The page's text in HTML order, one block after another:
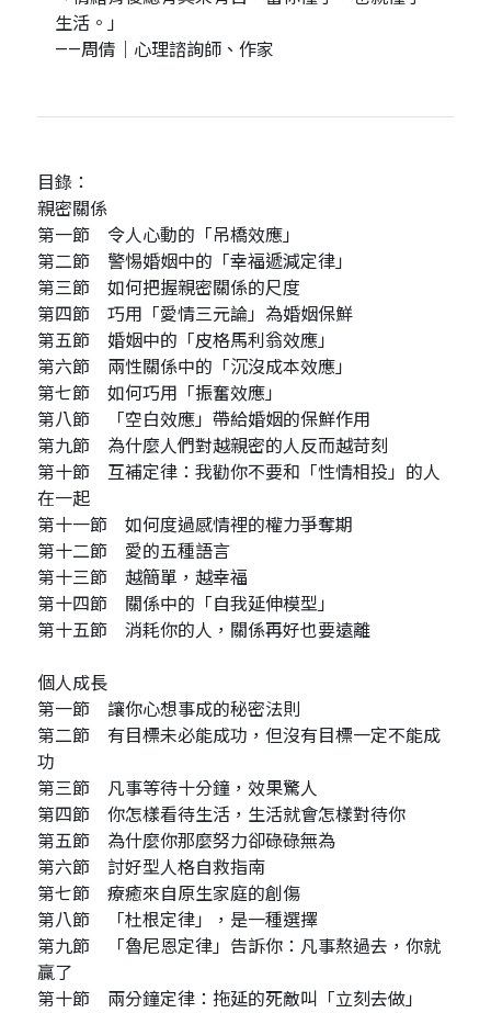
生活。」
——周倩｜心理諮詢師、作家
目錄：
親密關係
第一節 令人心動的「吊橋效應」
第二節 警惕婚姻中的「幸福遞減定律」
第三節 如何把握親密關係的尺度
第四節 巧用「愛情三元論」為婚姻保鮮
第五節 婚姻中的「皮格馬利翁效應」
第六節 兩性關係中的「沉沒成本效應」
第七節 如何巧用「振奮效應」
第八節 「空白效應」帶給婚姻的保鮮作用
第九節 為什麼人們對越親密的人反而越苛刻
第十節 互補定律：我勸你不要和「性情相投」的人
在一起
第十一節 如何度過感情裡的權力爭奪期
第十二節 愛的五種語言
第十三節 越簡單，越幸福
第十四節 關係中的「自我延伸模型」
第十五節 消耗你的人，關係再好也要遠離
個人成長
第一節 讓你心想事成的秘密法則
第二節 有目標未必能成功，但沒有目標一定不能成
功
第三節 凡事等待十分鐘，效果驚人
第四節 你怎樣看待生活，生活就會怎樣對待你
第五節 為什麼你那麼努力卻碌碌無為
第六節 討好型人格自救指南
第七節 療癒來自原生家庭的創傷
第八節 「杜根定律」，是一種選擇
第九節 「魯尼恩定律」告訴你：凡事熬過去，你就
贏了
第十節 兩分鐘定律：拖延的死敵叫「立刻去做」